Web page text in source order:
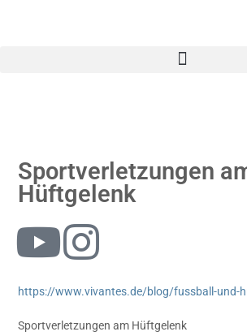
Sportverletzungen
Hüftgelenk
https://www.vivantes.de/blog/fussball-und-
Sportverletzungen am Hüftgelenk